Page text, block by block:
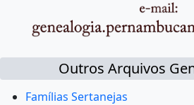
Outros Arquivos
Famílias Sertanejas